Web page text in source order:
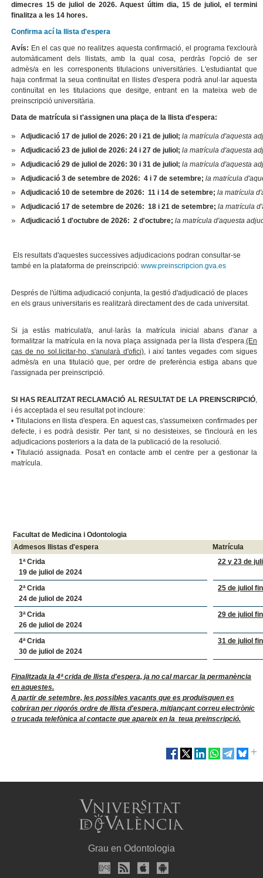
dimecres 15 de juliol de 2026. Aquest últim dia, 15 de juliol, el termini
finalitza a les 14 hores.
Confirma ací la llista d'espera
Avís: En el cas que no realitzes aquesta confirmació, el programa t'exclourà
automàticament dels llistats, amb la qual cosa, perdràs l'opció de ser
admès/a en les corresponents titulacions universitàries. L'estudiantat que
haja confirmat la seua continuïtat en llistes d'espera podrà anul·lar aquesta
continuïtat en les titulacions que desitge, entrant en la mateixa web de
preinscripció universitària.
Data de matrícula si t'assignen una plaça de la llista d'espera:
Adjudicació 17 de juliol de 2026: 20 i 21 de juliol;la matrícula d'aquesta
Adjudicació 23 de juliol de 2026: 24 i 27 de juliol;la matrícula d'aquesta
Adjudicació 29 de juliol de 2026: 30 i 31 de juliol;la matrícula d'aquesta
Adjudicació 3 de setembre de 2026: 4 i 7 de setembre;la matrícula
Adjudicació 10 de setembre de 2026: 11 i 14 de setembre;la matrícula
Adjudicació 17 de setembre de 2026: 18 i 21 de setembre;la matrícula
Adjudicació 1 d'octubre de 2026: 2 d'octubre;la matrícula d'aquesta
Els resultats d'aquestes successives adjudicacions podran consultar-se
també en la plataforma de preinscripció: www.preinscripcion.gva.es
Després de l'última adjudicació conjunta, la gestió d'adjudicació de places
en els graus universitaris es realitzarà directament des de cada universitat.
Si ja estàs matriculat/a, anul·laràs la matrícula inicial abans d'anar a
formalitzar la matrícula en la nova plaça assignada per la llista d'espera.(En
cas de no sol.licitar-ho, s'anularà d'ofici), i així tantes vegades com sigues
admès/a en una titulació que, per ordre de preferència estiga abans que
l'assignada per preinscripció.
SI HAS REALITZAT RECLAMACIÓ AL RESULTAT DE LA PREINSCRIPCIÓ,
i és acceptada el seu resultat pot incloure:
• Titulacions en llista d'espera. En aquest cas, s'assumeixen confirmades per
defecte, i es podrà desistir. Per tant, si no desisteixes, se t'inclourà en les
adjudicacions posteriors a la data de la publicació de la resolució.
• Titulació assignada. Posa't en contacte amb el centre per a gestionar la
matrícula.
Facultat de Medicina i Odontologia
Admesos llistas d'espera
Matrícula
1ª Crida
19 de juliol de 2024
22 y 23 de
2ª Crida
24 de juliol de 2024
25 de juliol
3ª Crida
26 de juliol de 2024
29 de juliol
4ª Crida
30 de juliol de 2024
31 de juliol
Finalitzada la 4ª crida de llista d'espera, ja no cal marcar la permanència
en aquestes.
A partir de setembre, les possibles vacants que es produïsquen es
cobriran per rigorós ordre de llista d'espera, mitjançant correu electrònic
o trucada telefònica al contacte que apareix en la teua preinscripció.
Grau en Odontologia